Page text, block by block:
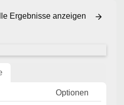
Ergebnisse anzeigen
Optionen